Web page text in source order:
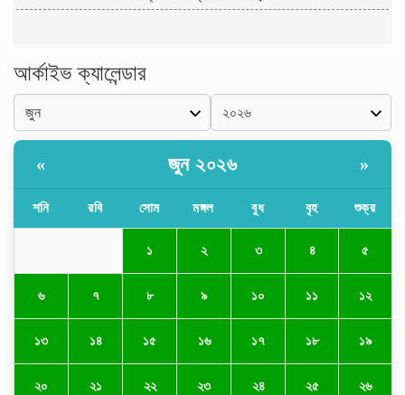
আর্কাইভ ক্যালেন্ডার
« জুন ২০২৬ »
শনি রবি সোম মঙ্গল বুধ বৃহ শুক্র
১ ২ ৩ ৪ ৫
৬ ৭ ৮ ৯ ১০ ১১ ১২
১৩ ১৪ ১৫ ১৬ ১৭ ১৮ ১৯
২০ ২১ ২২ ২৩ ২৪ ২৫ ২৬